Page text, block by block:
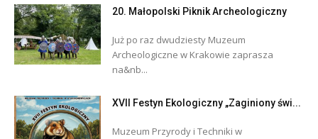
20. Małopolski Piknik Archeologiczny
Już po raz dwudziesty Muzeum
Archeologiczne w Krakowie zaprasza
na&nb...
XVII Festyn Ekologiczny „Zaginiony świ...
Muzeum Przyrody i Techniki w